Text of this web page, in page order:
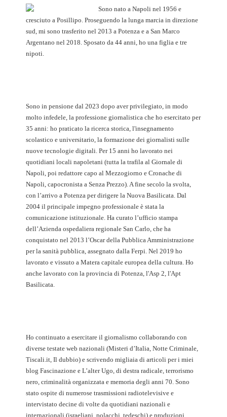
Sono nato a Napoli nel 1956 e
cresciuto a Posillipo. Proseguendo la lunga marcia in direzione
sud, mi sono trasferito nel 2013 a Potenza e a San Marco
Argentano nel 2018. Sposato da 44 anni, ho una figlia e tre
nipoti.
Sono in pensione dal 2023 dopo aver privilegiato, in modo
molto infedele, la professione giornalistica che ho esercitato per
35 anni: ho praticato la ricerca storica, l'insegnamento
scolastico e universitario, la formazione dei giornalisti sulle
nuove tecnologie digitali. Per 15 anni ho lavorato nei
quotidiani locali napoletani (tutta la trafila al Giornale di
Napoli, poi redattore capo al Mezzogiorno e Cronache di
Napoli, capocronista a Senza Prezzo). A fine secolo la svolta,
con l’arrivo a Potenza per dirigere la Nuova Basilicata. Dal
2004 il principale impegno professionale è stata la
comunicazione istituzionale. Ha curato l’ufficio stampa
dell’Azienda ospedaliera regionale San Carlo, che ha
conquistato nel 2013 l’Oscar della Pubblica Amministrazione
per la sanità pubblica, assegnato dalla Ferpi. Nel 2019 ho
lavorato e vissuto a Matera capitale europea della cultura. Ho
anche lavorato con la provincia di Potenza, l'Asp 2, l'Apt
Basilicata.
Ho continuato a esercitare il giornalismo collaborando con
diverse testate web nazionali (Misteri d’Italia, Notte Criminale,
Tiscali.it, Il dubbio) e scrivendo migliaia di articoli per i miei
blog Fascinazione e L’alter Ugo, di destra radicale, terrorismo
nero, criminalità organizzata e memoria degli anni 70. Sono
stato ospite di numerose trasmissioni radiotelevisive e
intervistato decine di volte da quotidiani nazionali e
internazionali (israeliani, polacchi, tedeschi) e produzioni